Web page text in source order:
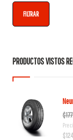
FILTRAR
PRODUCTOS VISTOS
$
$